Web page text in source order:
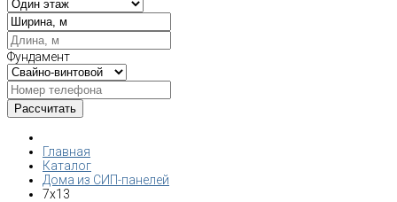
Фундамент
Главная
Каталог
Дома из СИП-панелей
7x13